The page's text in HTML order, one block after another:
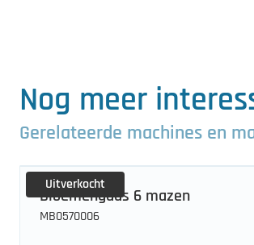
Nog meer
Gerelateerde machines en
Uitverkocht
Bloemengaas 6 mazen
MB0570006